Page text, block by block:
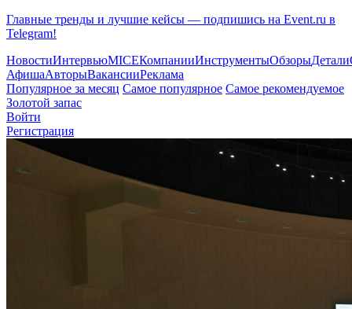
Главные тренды и лучшие кейсы — подпишись на Event.ru в
Telegram!
НовостиИнтервьюMICEКомпанииИнструментыОбзорыДетали
АфишаАвторыВакансииРеклама
Популярное за месяц Самое популярное Самое рекомендуемое
Золотой запас
Войти
Регистрация